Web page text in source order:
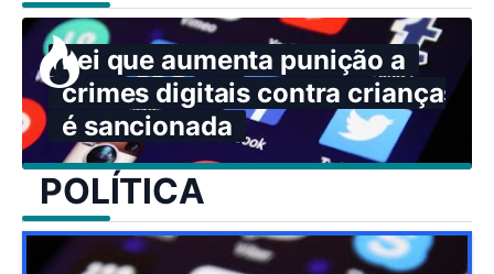
Lei que aumenta punição a
crimes digitais contra crianças
é sancionada
POLÍTICA